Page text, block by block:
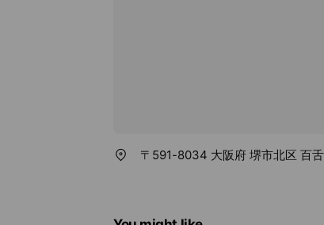
〒591-8034 大阪府 堺市北区 百